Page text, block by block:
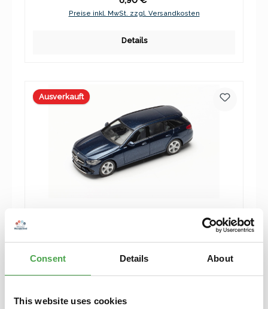
Consent Details About
This website uses cookies
Preise inkl. MwSt. zzgl. Versandkosten
Details
Ausverkauft
6,90 €*
Details